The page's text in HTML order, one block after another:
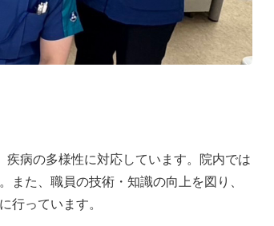
病の多様性に対応しています。院内では
た、職員の技術・知識の向上を図り、
行っています。